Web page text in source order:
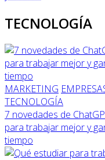
TECNOLOGÍA
MARKETING
TECNOLOGÍA
7 novedades de
para trabajar mejor y
tiempo